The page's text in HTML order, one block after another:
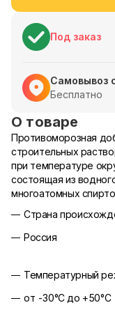
Под заказ
Самовывоз
Бесплатно
О товаре
Противоморозная
строительных
при температуре
состоящая из
многоатомных
Страна
Россия
Температурный
от -30°С до +50°С